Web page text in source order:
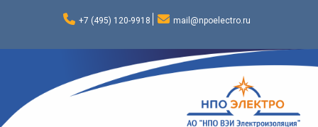
+7 (495) 120-9918 mail@npoelectro.ru